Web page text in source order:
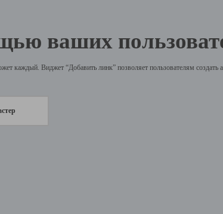
ваших
каждый. Виджет “Добавить линк” позволяет пользователям